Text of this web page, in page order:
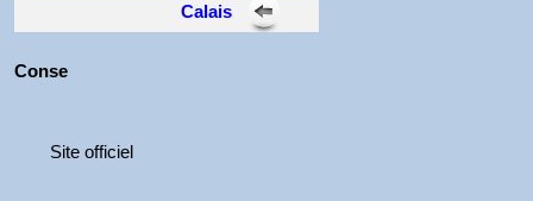
Calais
Conse
Site officiel